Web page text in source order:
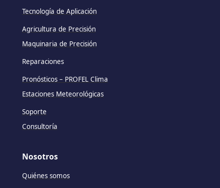
Tecnología de Aplicación
Agricultura de Precisión
Maquinaria de Precisión
Reparaciones
Pronósticos – PROFEL Clima
Estaciones Meteorológicas
Soporte
Consultoría
Nosotros
Quiénes somos